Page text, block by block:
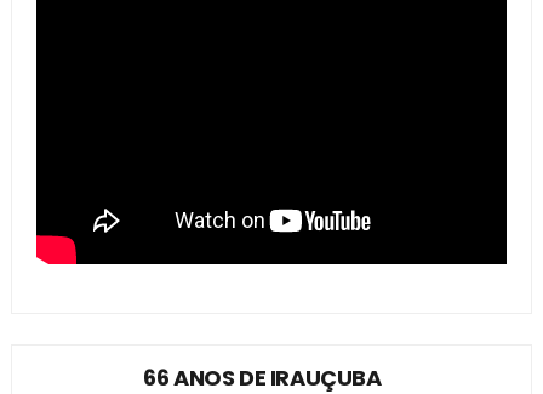
66 ANOS DE IRAUÇUBA